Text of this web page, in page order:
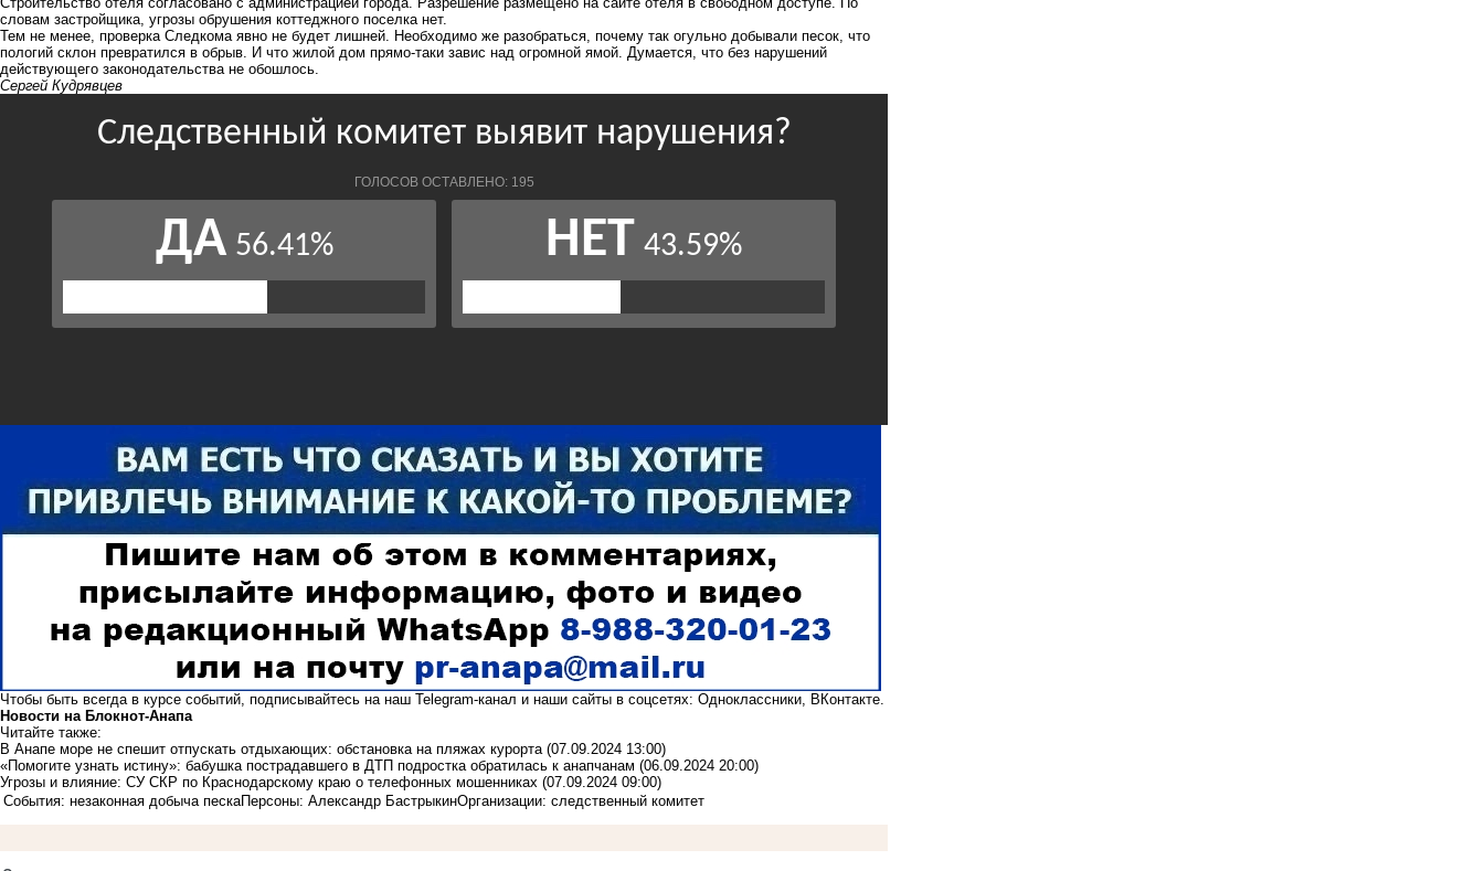
словам застройщика, угрозы обрушения коттеджного поселка нет.
Тем не менее, проверка Следкома явно не будет лишней. Необходимо же разобраться, почему так огульно добывали песок, что
пологий склон превратился в обрыв. И что жилой дом прямо-таки завис над огромной ямой. Думается, что без нарушений
действующего законодательства не обошлось.
Сергей Кудрявцев
Чтобы быть всегда в курсе событий, подписывайтесь на наш Telegram-канал и наши сайты в соцсетях: Одноклассники, ВКонтакте
Новости на Блoкнoт-Анапа
Читайте также:
В Анапе море не спешит отпускать отдыхающих: обстановка на пляжах курорта (07.09.2024 13:00)
«Помогите узнать истину»: бабушка пострадавшего в ДТП подростка обратилась к анапчанам (06.09.2024 20:00)
Угрозы и влияние: СУ СКР по Краснодарскому краю о телефонных мошенниках (07.09.2024 09:00)
События: незаконная добыча пескаПерсоны: Александр БастрыкинОрганизации: следственный комитет